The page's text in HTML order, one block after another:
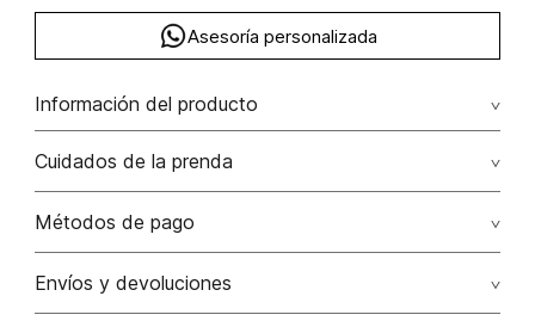
Asesoría personalizada
Información del producto
Blusa para mujer manga sisa viscosa 70% poliéster 30%
70.00% viscosa/viscose30.00% poliéster/polyester
Cuidados de la prenda
Lavado profesional en seco. evite el roce de la prenda
No lavar
Métodos de pago
Tarjetas de crédito: Visa, Dinners, Master Card y American
Envíos y devoluciones